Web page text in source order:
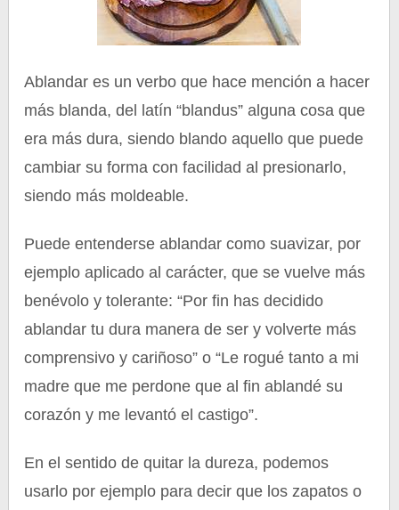
Ablandar es un verbo que hace mención a hacer
más blanda, del latín “blandus” alguna cosa que
era más dura, siendo blando aquello que puede
cambiar su forma con facilidad al presionarlo,
siendo más moldeable.
Puede entenderse ablandar como suavizar, por
ejemplo aplicado al carácter, que se vuelve más
benévolo y tolerante: “Por fin has decidido
ablandar tu dura manera de ser y volverte más
comprensivo y cariñoso” o “Le rogué tanto a mi
madre que me perdone que al fin ablandé su
corazón y me levantó el castigo”.
En el sentido de quitar la dureza, podemos
usarlo por ejemplo para decir que los zapatos o